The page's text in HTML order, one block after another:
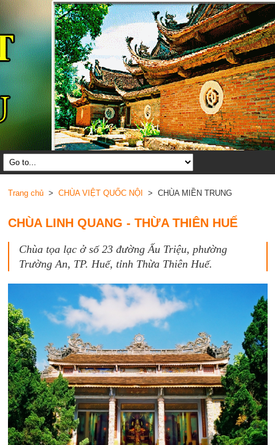
Trang chủ> CHÙA VIỆT QUỐC NỘI > CHÙA MIỀN TRUNG
CHÙA LINH QUANG - THỪA THIÊN HUẾ
Chùa tọa lạc ở số 23 đường Ấu Triệu, phường
Trường An, TP. Huế, tỉnh Thừa Thiên Huế.